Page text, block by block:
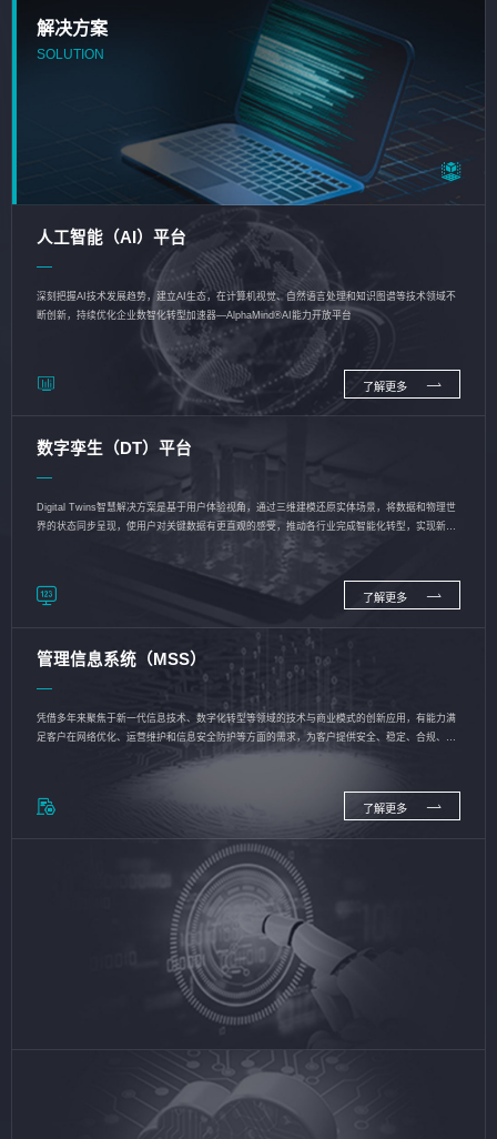
解决方案
SOLUTION
人工智能（AI）平台
深刻把握AI技术发展趋势，建立AI生态，在计算机视觉、自然语言处理和知识图谱等技术领域不
断创新，持续优化企业数智化转型加速器—AlphaMind®AI能力开放平台
了解更多
数字孪生（DT）平台
Digital Twins智慧解决方案是基于用户体验视角，通过三维建模还原实体场景，将数据和物理世
界的状态同步呈现，使用户对关键数据有更直观的感受，推动各行业完成智能化转型，实现新旧
了解更多
管理信息系统（MSS）
凭借多年来聚焦于新一代信息技术、数字化转型等领域的技术与商业模式的创新应用，有能力满
足客户在网络优化、运营维护和信息安全防护等方面的需求，为客户提供安全、稳定、合规、持
了解更多